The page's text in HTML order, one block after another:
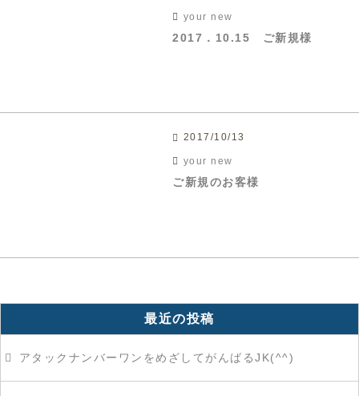
your new
2017．10.15 ご新規様
2017/10/13
your new
ご新規のお客様
最近の投稿
アタックナンバーワンをめざしてがんばるJK(^^)